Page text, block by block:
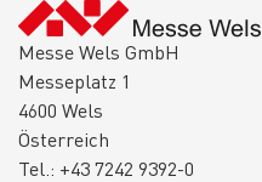
Messe Wels GmbH
Messeplatz 1
4600 Wels
Österreich
Tel.: +43 7242 9392-0